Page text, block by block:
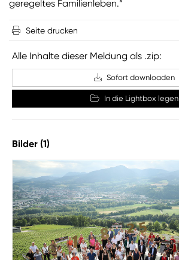
geregeltes Familienleben.“
Seite drucken
Alle Inhalte dieser Meldung als .zip:
Sofort downloaden
In die Lightbox legen
Bilder (1)